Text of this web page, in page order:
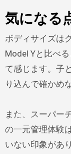
気になる
ボディサイズは
Model Yと比べ
て感じます。子
り込んで確かめ
また、スーパー
の一元管理体験
いない印象があ